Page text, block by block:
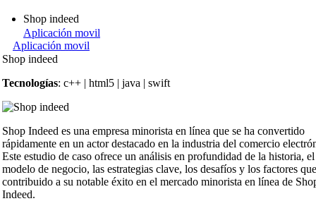
Shop indeed
Aplicación movil
Aplicación movil
Shop indeed
Tecnologías: c++ | html5 | java | swift
Shop Indeed es una empresa minorista en línea que se ha convertido
rápidamente en un actor destacado en la industria del comercio
Este estudio de caso ofrece un análisis en profundidad de la historia, el
modelo de negocio, las estrategias clave, los desafíos y los factores
contribuido a su notable éxito en el mercado minorista en línea de
Indeed.